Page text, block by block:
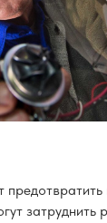
предотвратить
затруднить